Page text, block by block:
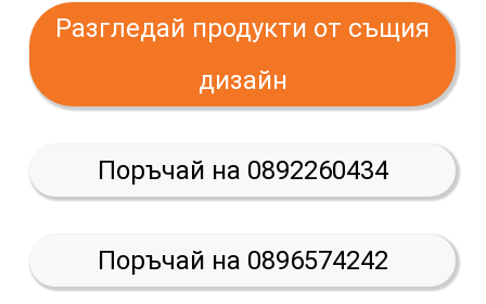
Разгледай продукти от същия
дизайн
Поръчай на 0892260434
Поръчай на 0896574242